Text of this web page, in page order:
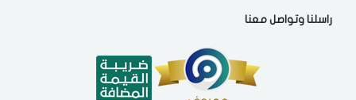
راسلنا وتواصل معنا